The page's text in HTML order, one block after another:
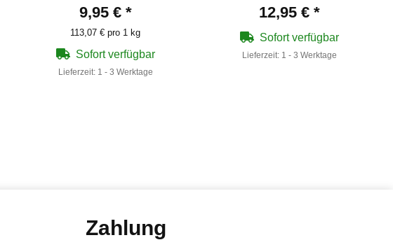
9,95 € *
113,07 € pro 1 kg
Sofort verfügbar
Lieferzeit: 1 - 3 Werktage
12,95 € *
Sofort verfügbar
Lieferzeit: 1 - 3 Werktage
Zahlung